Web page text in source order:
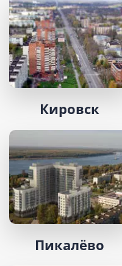
Кировск
Пикалёво